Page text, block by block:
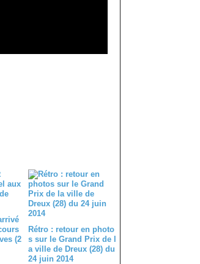
(2
Rétro : retour en photo
s sur le Grand Prix de l
a ville de Dreux (28) du
24 juin 2014